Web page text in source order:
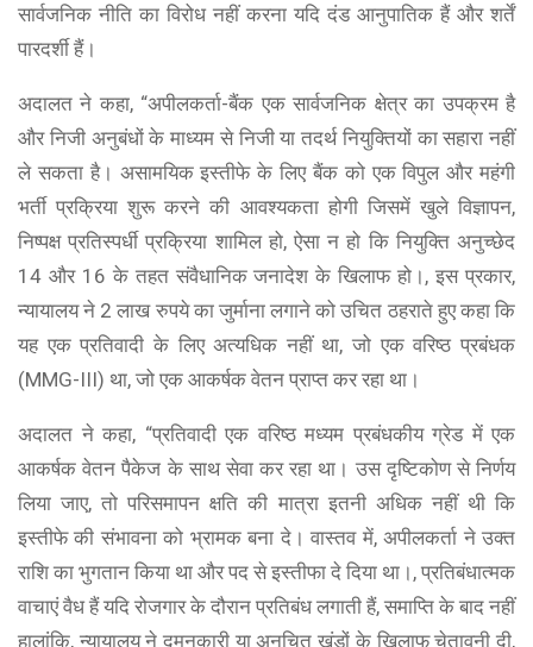
सार्वजनिक नीति का विरोध नहीं करना यदि दंड आनुपातिक हैं और शर्तें
पारदर्शी हैं।
अदालत ने कहा, “अपीलकर्ता-बैंक एक सार्वजनिक क्षेत्र का उपक्रम है
और निजी अनुबंधों के माध्यम से निजी या तदर्थ नियुक्तियों का सहारा नहीं
ले सकता है। असामयिक इस्तीफे के लिए बैंक को एक विपुल और महंगी
भर्ती प्रक्रिया शुरू करने की आवश्यकता होगी जिसमें खुले विज्ञापन,
निष्पक्ष प्रतिस्पर्धी प्रक्रिया शामिल हो, ऐसा न हो कि नियुक्ति अनुच्छेद
14 और 16 के तहत संवैधानिक जनादेश के खिलाफ हो।, इस प्रकार,
न्यायालय ने 2 लाख रुपये का जुर्माना लगाने को उचित ठहराते हुए कहा कि
यह एक प्रतिवादी के लिए अत्यधिक नहीं था, जो एक वरिष्ठ प्रबंधक
(MMG-III) था, जो एक आकर्षक वेतन प्राप्त कर रहा था।
अदालत ने कहा, “प्रतिवादी एक वरिष्ठ मध्यम प्रबंधकीय ग्रेड में एक
आकर्षक वेतन पैकेज के साथ सेवा कर रहा था। उस दृष्टिकोण से निर्णय
लिया जाए, तो परिसमापन क्षति की मात्रा इतनी अधिक नहीं थी कि
इस्तीफे की संभावना को भ्रामक बना दे। वास्तव में, अपीलकर्ता ने उक्त
राशि का भुगतान किया था और पद से इस्तीफा दे दिया था।, प्रतिबंधात्मक
वाचाएं वैध हैं यदि रोजगार के दौरान प्रतिबंध लगाती हैं, समाप्ति के बाद नहीं
हालांकि, न्यायालय ने दमनकारी या अनुचित खंडों के खिलाफ चेतावनी दी,